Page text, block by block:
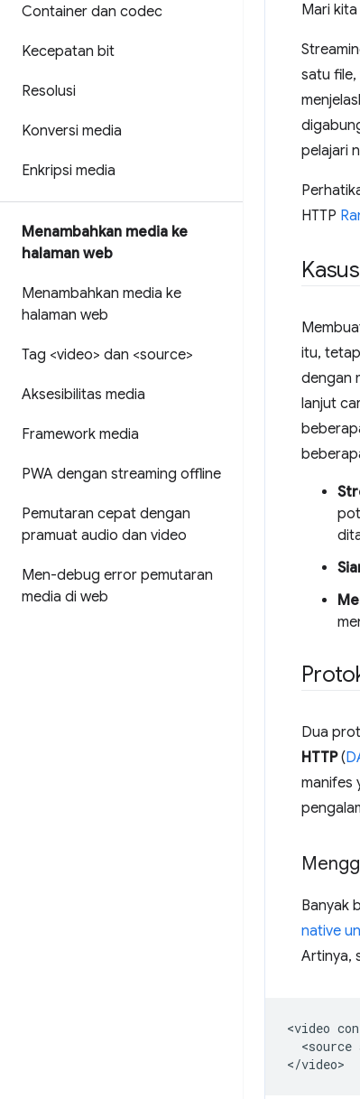
Container dan codec
Kecepatan bit
Resolusi
Konversi media
Enkripsi media
Menambahkan media ke
halaman web
Menambahkan media ke
halaman web
Tag <video> dan <source>
Aksesibilitas media
Framework media
PWA dengan streaming offline
Pemutaran cepat dengan
pramuat audio dan video
Men-debug error pemutaran
media di web
Mari
satu
pelajari
HTTP
itu,
dengan
lanjut
Dua
HTTP(
manifes
Banyak
native
Artinya,
<video
<source